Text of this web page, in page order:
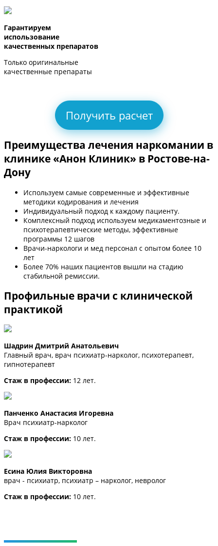
Гарантируем
использование
качественных препаратов
Только оригинальные
качественные препараты
Получить расчет
Преимущества лечения наркомании в
клинике «Анон Клиник» в Ростове-на-
Дону
Используем самые современные и эффективные
методики кодирования и лечения
Индивидуальный подход к каждому пациенту.
Комплексный подход используем медикаментозные и
психотерапевтические методы, эффективные
программы 12 шагов
Врачи-наркологи и мед персонал с опытом более 10
лет
Более 70% наших пациентов вышли на стадию
стабильной ремиссии.
Профильные врачи с клинической
практикой
Шадрин Дмитрий Анатольевич
Главный врач, врач психиатр-нарколог, психотерапевт,
гипнотерапевт
Стаж в профессии: 12 лет.
Панченко Анастасия Игоревна
Врач психиатр-нарколог
Стаж в профессии: 10 лет.
Есина Юлия Викторовна
врач - психиатр, психиатр – нарколог, невролог
Стаж в профессии: 10 лет.